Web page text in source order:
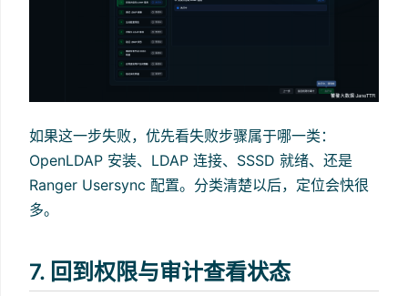
如果这一步失败，优先看失败步骤属于哪一类：
OpenLDAP 安装、LDAP 连接、SSSD 就绪、还是
Ranger Usersync 配置。分类清楚以后，定位会快很
多。
7. 回到权限与审计查看状态